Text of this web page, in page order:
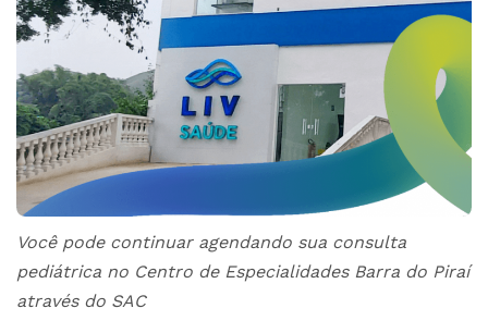
Você pode continuar agendando sua consulta
pediátrica no Centro de Especialidades Barra do Piraí
através do SAC